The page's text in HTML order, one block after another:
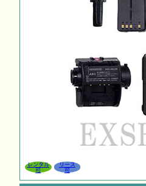
レンタル
可
リース
可